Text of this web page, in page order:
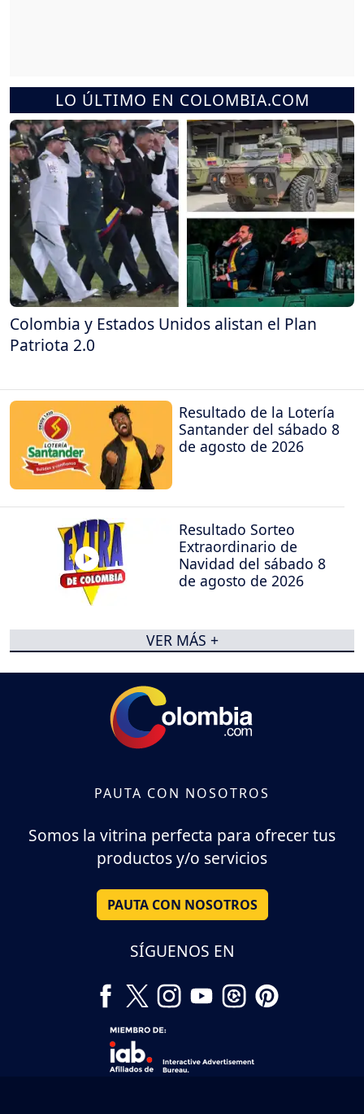
LO ÚLTIMO EN COLOMBIA.COM
Colombia y Estados Unidos alistan el Plan
Patriota 2.0
Resultado de la Lotería
Santander del sábado 8
de agosto de 2026
Resultado Sorteo
Extraordinario de
Navidad del sábado 8
de agosto de 2026
VER MÁS +
PAUTA CON NOSOTROS
Somos la vitrina perfecta para ofrecer tus
productos y/o servicios
PAUTA CON NOSOTROS
SÍGUENOS EN